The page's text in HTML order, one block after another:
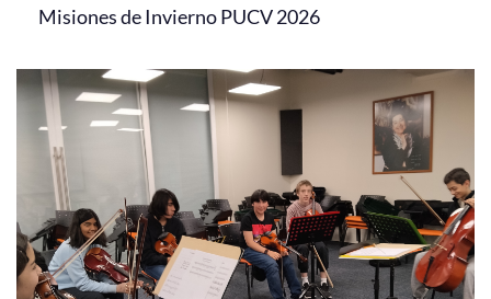
Misiones de Invierno PUCV 2026